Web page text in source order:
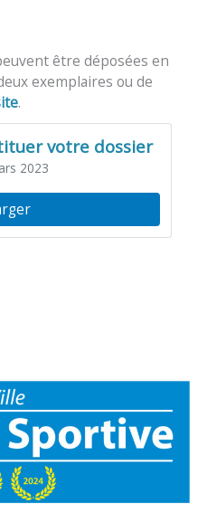
être déposées en
exemplaires ou de
.
votre dossier
2023